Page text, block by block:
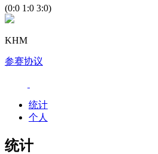
(0:0 1:0 3:0)
KHM
参赛协议
统计
个人
统计